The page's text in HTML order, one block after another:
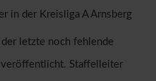
letzte noch fehlende
Staffelleiter